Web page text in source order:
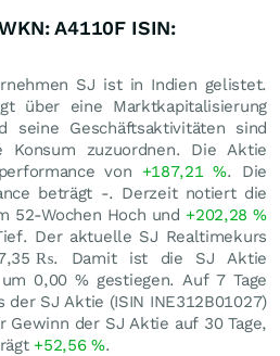
A4110F ISIN:
SJ ist in Indien gelistet.
über eine Marktkapitalisierung
seine Geschäftsaktivitäten sind
Konsum zuzuordnen. Die Aktie
von +187,21%. Die
beträgt -. Derzeit notiert die
52-Wochen Hoch und +202,28%
Der aktuelle SJ Realtimekurs
₨. Damit ist die SJ Aktie
0,00%gestiegen. Auf 7 Tage
der SJ Aktie (ISIN INE312B01027)
Gewinn der SJ Aktie auf 30 Tage,
+52,56%.